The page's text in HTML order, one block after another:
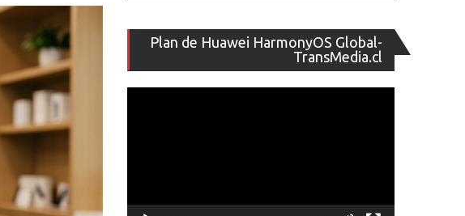
Plan de Huawei HarmonyOS Global-
TransMedia.cl
de
vídeo